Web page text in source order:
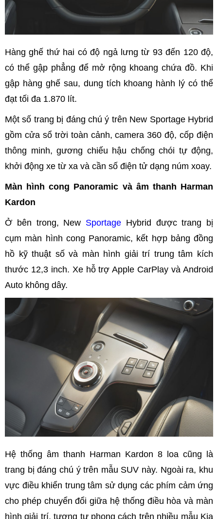
Hàng ghế thứ hai có độ ngả lưng từ 93 đến 120 độ,
có thể gập phẳng để mở rộng khoang chứa đồ. Khi
gập hàng ghế sau, dung tích khoang hành lý có thể
đạt tối đa 1.870 lít.
Một số trang bị đáng chú ý trên New Sportage Hybrid
gồm cửa sổ trời toàn cảnh, camera 360 độ, cốp điện
thông minh, gương chiếu hậu chống chói tự động,
khởi động xe từ xa và cần số điện tử dạng núm xoay.
Màn hình cong Panoramic và âm thanh Harman
Kardon
Ở bên trong, New Sportage Hybrid được trang bị
cụm màn hình cong Panoramic, kết hợp bảng đồng
hồ kỹ thuật số và màn hình giải trí trung tâm kích
thước 12,3 inch. Xe hỗ trợ Apple CarPlay và Android
Auto không dây.
Hệ thống âm thanh Harman Kardon 8 loa cũng là
trang bị đáng chú ý trên mẫu SUV này. Ngoài ra, khu
vực điều khiển trung tâm sử dụng các phím cảm ứng
cho phép chuyển đổi giữa hệ thống điều hòa và màn
hình giải trí, tương tự phong cách trên nhiều mẫu Kia